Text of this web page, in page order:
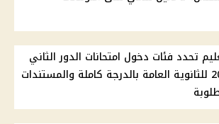
تحدد فئات دخول امتحانات الدور الثاني
2026 للثانوية العامة بالدرجة كاملة والمستندات